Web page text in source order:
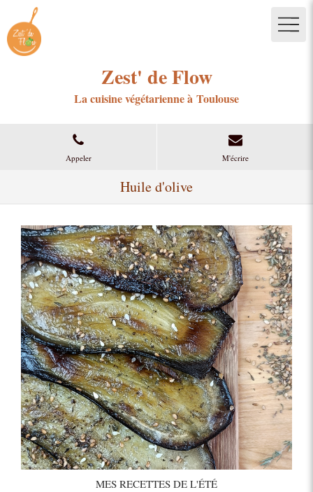
Zest' de Flow
La cuisine végétarienne à Toulouse
Appeler M'écrire
Huile d'olive
MES RECETTES DE L'ÉTÉ